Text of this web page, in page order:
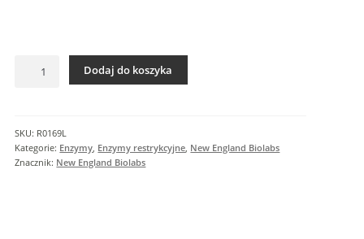
Sau3AI
Dodaj do koszyka
SKU: R0169L
Kategorie: Enzymy Enzymy restrykcyjne New England Biolabs
Znacznik: New England Biolabs